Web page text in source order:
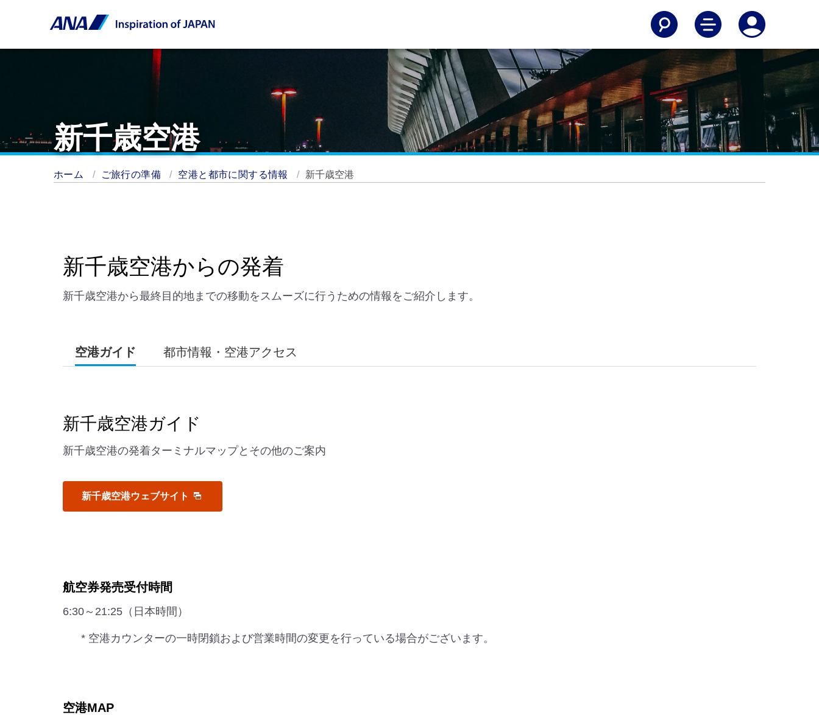
新千歳空港
ホーム ご旅行の準備 空港と都市に関する情報 新千歳空港
新千歳空港からの発着
新千歳空港から最終目的地までの移動をスムーズに行うための情報をご紹介します。
空港ガイド 都市情報・空港アクセス
新千歳空港ガイド
新千歳空港の発着ターミナルマップとその他のご案内
新千歳空港ウェブサイト
航空券発売受付時間
6:30～21:25（日本時間）
* 空港カウンターの一時閉鎖および営業時間の変更を行っている場合がございます。
空港MAP